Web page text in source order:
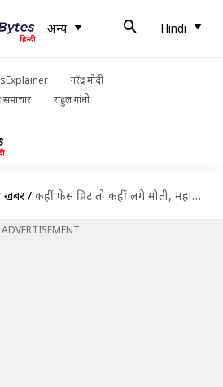
अन्य Hindi
नरेंद्र मोदी
समाचार राहुल गांधी
खबरें / कहीं फेस प्रिंट तो कहीं लगे मोती, महामारी के बीच मास्क पर दिख रही कलाकारी
ADVERTISEMENT